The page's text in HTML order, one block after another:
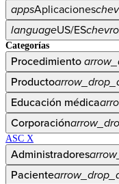
appsAplicaciones
languageUS/ES
Categorías
Procedimiento
Producto
Educación médica
Corporación
ASC X
Administradores
Paciente